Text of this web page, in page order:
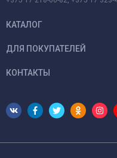
КАТАЛОГ
ДЛЯ ПОКУПАТЕЛЕЙ
КОНТАКТЫ